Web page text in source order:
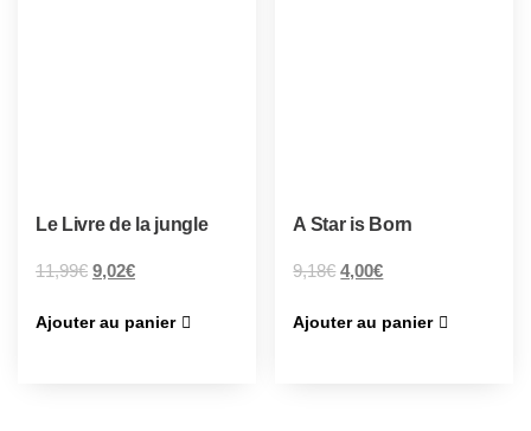
Le Livre de la jungle
11,99€ 9,02€
Ajouter au panier
A Star is Born
9,18€ 4,00€
Ajouter au panier